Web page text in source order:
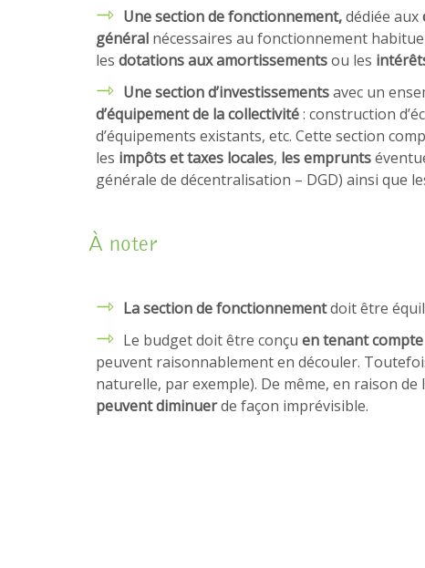
Une section de fonctionnement,dédiée aux
général nécessaires au fonctionnement
les dotations aux amortissementsou les
Une section d’investissementsavec un
d’équipement de la collectivité: construction
d’équipements existants, etc. Cette section
les impôts et taxes locales, les emprunts
générale de décentralisation – DGD) ainsi que
À noter
La section de fonctionnementdoit être
Le budget doit être conçu en tenant
peuvent raisonnablement en découler.
naturelle, par exemple). De même, en raison
peuvent diminuerde façon imprévisible.